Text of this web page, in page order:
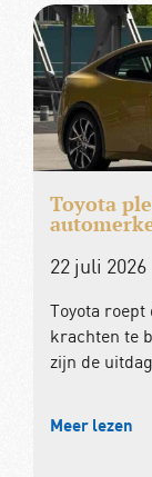
Toyota
22 juli 2026
Toyota
krachten te
zijn de
Meer lezen